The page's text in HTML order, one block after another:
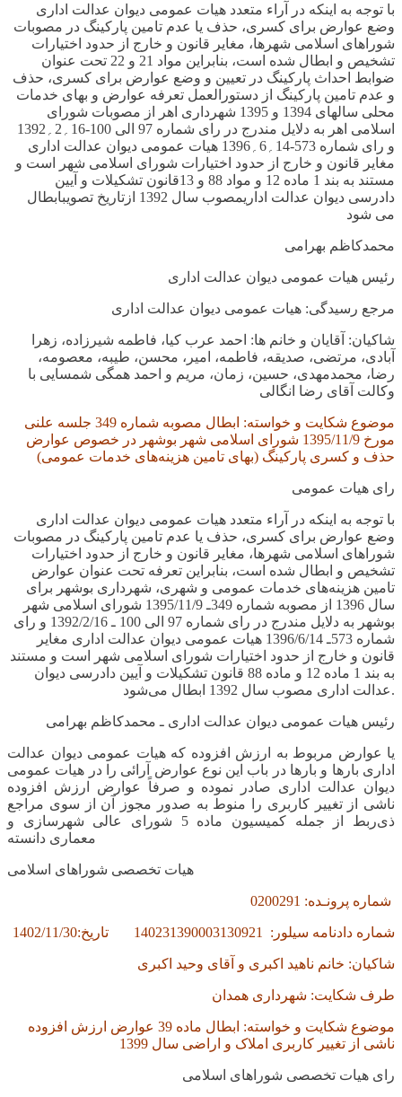
با توجه به اینکه در آراء متعدد هیات عمومی دیوان عدالت اداری
وضع عوارض برای کسری، حذف یا عدم تامین پارکینگ در مصوبات
شوراهای اسلامی شهرها، مغایر قانون و خارج از حدود اختیارات
تشخیص و ابطال شده است، بنابراین مواد 21 و 22 تحت عنوان
ضوابط احداث پارکینگ در تعیین و وضع عوارض برای کسری، حذف
و عدم تامین پارکینگ از دستورالعمل تعرفه عوارض و بهای خدمات
محلی سالهای 1394 و 1395 شهرداری اهر از مصوبات شورای
اسلامی اهر به دلایل مندرج در رای شماره 97 الی 100-16
2
1392
و رای شماره 573-14
6
1396 هیات عمومی دیوان عدالت اداری
مغایر قانون و خارج از حدود اختیارات شورای اسلامی شهر است و
مستند به بند 1 ماده 12 و مواد 88 و 13قانون تشکیلات و آیین
دادرسی دیوان عدالت اداریمصوب سال 1392 ازتاریخ تصویبابطال
می شود
محمدکاظم بهرامی
رئیس هیات عمومی دیوان عدالت اداری
مرجع رسیدگی: هیات عمومی دیوان عدالت اداری
شاکیان: آقایان و خانم ها: احمد عرب کیا، فاطمه شیرزاده، زهرا
آبادی، مرتضی، صدیقه، فاطمه، امیر، محسن، طیبه، معصومه،
رضا، محمدمهدی، حسین، زمان، مریم و احمد همگی شمسایی با
وکالت آقای رضا انگالی
موضوع شکایت و خواسته: ابطال مصوبه شماره 349 جلسه علنی
مورخ 1395/11/9 شورای اسلامی شهر بوشهر در خصوص عوارض
حذف و کسری پارکینگ (بهای تامین هزینه‌های خدمات عمومی)
رای هیات عمومی
با توجه به اینکه در آراء متعدد هیات عمومی دیوان عدالت اداری
وضع عوارض برای کسری، حذف یا عدم تامین پارکینگ در مصوبات
شوراهای اسلامی شهرها، مغایر قانون و خارج از حدود اختیارات
تشخیص و ابطال شده است، بنابراین تعرفه تحت عنوان عوارض
تامین هزینه‌های خدمات عمومی و شهری، شهرداری بوشهر برای
سال 1396 از مصوبه شماره 349ـ 1395/11/9 شورای اسلامی شهر
بوشهر به دلایل مندرج در رای شماره 97 الی 100 ـ 1392/2/16 و رای
شماره 573ـ 1396/6/14 هیات عمومی دیوان عدالت اداری مغایر
قانون و خارج از حدود اختیارات شورای اسلامی شهر است و مستند
به بند 1 ماده 12 و ماده 88 قانون تشکیلات و آیین دادرسی دیوان
عدالت اداری مصوب سال 1392 ابطال می‌شود .
رئیس هیات عمومی دیوان عدالت اداری ـ محمدکاظم بهرامی
یا عوارض مربوط به ارزش افزوده که هیات عمومی دیوان عدالت
اداری بارها و بارها در باب این نوع عوارض آرائی را در هیات عمومی
دیوان عدالت اداری صادر نموده و صرفاً عوارض ارزش افزوده
ناشی از تغییر کاربری را منوط به صدور مجوز آن از سوی مراجع
ذی‌ربط از جمله کمیسیون ماده 5 شورای عالی شهرسازی و
معماری دانسته
هیات تخصصی شوراهای اسلامی
شماره پرونـده: 0200291
شماره دادنامه سیلور: 140231390003130921 تاریخ:1402/11/30
شاکیان: خانم ناهید اکبری و آقای وحید اکبری
طرف شکایت: شهرداری همدان
موضوع شکایت و خواسته: ابطال ماده 39 عوارض ارزش افزوده
ناشی از تغییر کاربری املاک و اراضی سال 1399
رای هیات تخصصی شوراهای اسلامی